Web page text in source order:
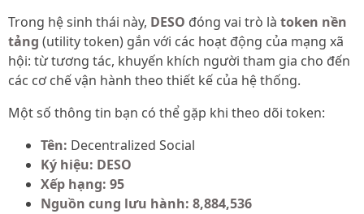
Trong hệ sinh thái này, DESO đóng vai trò là token nền
tảng (utility token) gắn với các hoạt động của mạng xã
hội: từ tương tác, khuyến khích người tham gia cho đến
các cơ chế vận hành theo thiết kế của hệ thống.
Một số thông tin bạn có thể gặp khi theo dõi token:
Tên: Decentralized Social
Ký hiệu: DESO
Xếp hạng: 95
Nguồn cung lưu hành: 8,884,536